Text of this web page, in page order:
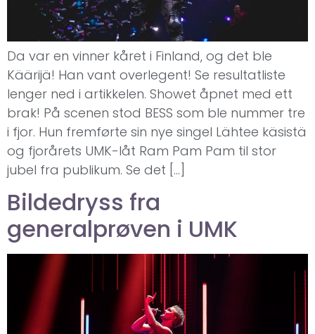
Da var en vinner kåret i Finland, og det ble
Käärijä! Han vant overlegent! Se resultatliste
lenger ned i artikkelen. Showet åpnet med ett
brak! På scenen stod BESS som ble nummer tre
i fjor. Hun fremførte sin nye singel Lähtee käsistä
og fjorårets UMK-låt Ram Pam Pam til stor
jubel fra publikum. Se det […]
Bildedryss fra
generalprøven i UMK